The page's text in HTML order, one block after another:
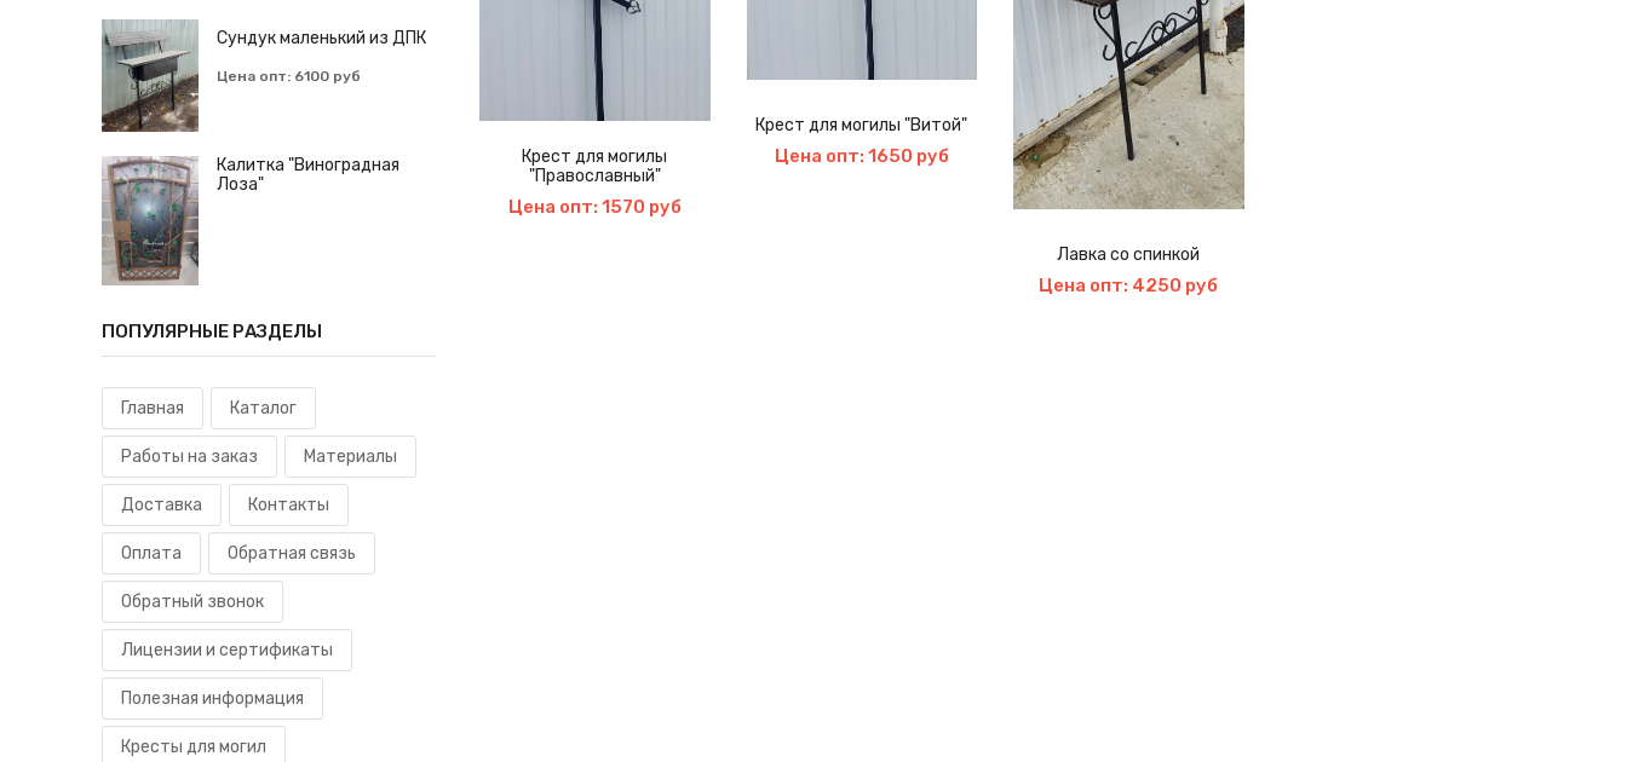
"Виноградная
(Стол + 2 лавки)
Крест для могилы
"Православный"
Цена опт: 1570 руб
Крест для могилы "Витой"
Цена опт: 1650 руб
Лавка со спинкой
Цена опт: 4250 руб
Сундук маленький из ДПК
Цена опт: 6100 руб
Калитка "Виноградная
Лоза"
ПОПУЛЯРНЫЕ РАЗДЕЛЫ
Главная Каталог
Работы на заказ Материалы
Доставка Контакты
Оплата Обратная связь
Обратный звонок
Лицензии и сертификаты
Полезная информация
Кресты для могил